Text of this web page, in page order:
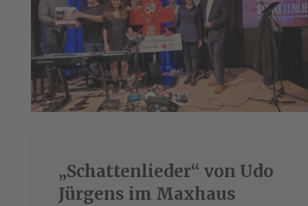
„Schattenlieder“ von Udo
Jürgens im Maxhaus